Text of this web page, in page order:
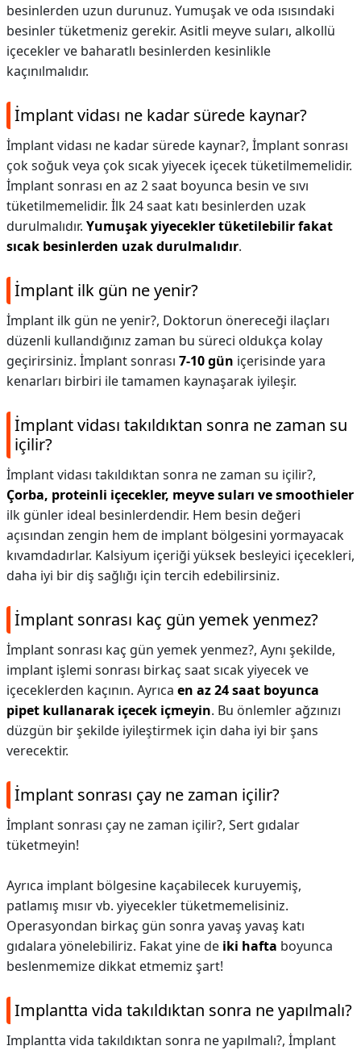
besinlerden uzun durunuz. Yumuşak ve oda ısısındaki
besinler tüketmeniz gerekir. Asitli meyve suları, alkollü
içecekler ve baharatlı besinlerden kesinlikle
kaçınılmalıdır.
İmplant vidası ne kadar sürede kaynar?
İmplant vidası ne kadar sürede kaynar?, İmplant sonrası
çok soğuk veya çok sıcak yiyecek içecek tüketilmemelidir.
İmplant sonrası en az 2 saat boyunca besin ve sıvı
tüketilmemelidir. İlk 24 saat katı besinlerden uzak
durulmalıdır. Yumuşak yiyecekler tüketilebilir fakat
sıcak besinlerden uzak durulmalıdır.
İmplant ilk gün ne yenir?
İmplant ilk gün ne yenir?, Doktorun önereceği ilaçları
düzenli kullandığınız zaman bu süreci oldukça kolay
geçirirsiniz. İmplant sonrası 7-10 gün içerisinde yara
kenarları birbiri ile tamamen kaynaşarak iyileşir.
İmplant vidası takıldıktan sonra ne zaman su
içilir?
İmplant vidası takıldıktan sonra ne zaman su içilir?,
Çorba, proteinli içecekler, meyve suları ve smoothieler
ilk günler ideal besinlerdendir. Hem besin değeri
açısından zengin hem de implant bölgesini yormayacak
kıvamdadırlar. Kalsiyum içeriği yüksek besleyici içecekleri,
daha iyi bir diş sağlığı için tercih edebilirsiniz.
İmplant sonrası kaç gün yemek yenmez?
İmplant sonrası kaç gün yemek yenmez?, Aynı şekilde,
implant işlemi sonrası birkaç saat sıcak yiyecek ve
içeceklerden kaçının. Ayrıca en az 24 saat boyunca
pipet kullanarak içecek içmeyin. Bu önlemler ağzınızı
düzgün bir şekilde iyileştirmek için daha iyi bir şans
verecektir.
İmplant sonrası çay ne zaman içilir?
İmplant sonrası çay ne zaman içilir?, Sert gıdalar
tüketmeyin!
Ayrıca implant bölgesine kaçabilecek kuruyemiş,
patlamış mısır vb. yiyecekler tüketmemelisiniz.
Operasyondan birkaç gün sonra yavaş yavaş katı
gıdalara yönelebiliriz. Fakat yine de iki hafta boyunca
beslenmemize dikkat etmemiz şart!
Implantta vida takıldıktan sonra ne yapılmalı?
Implantta vida takıldıktan sonra ne yapılmalı?, İmplant